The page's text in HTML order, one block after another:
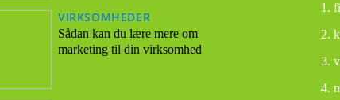
VIRKSOMHEDER
Sådan kan du lære mere om
marketing til din virksomhed